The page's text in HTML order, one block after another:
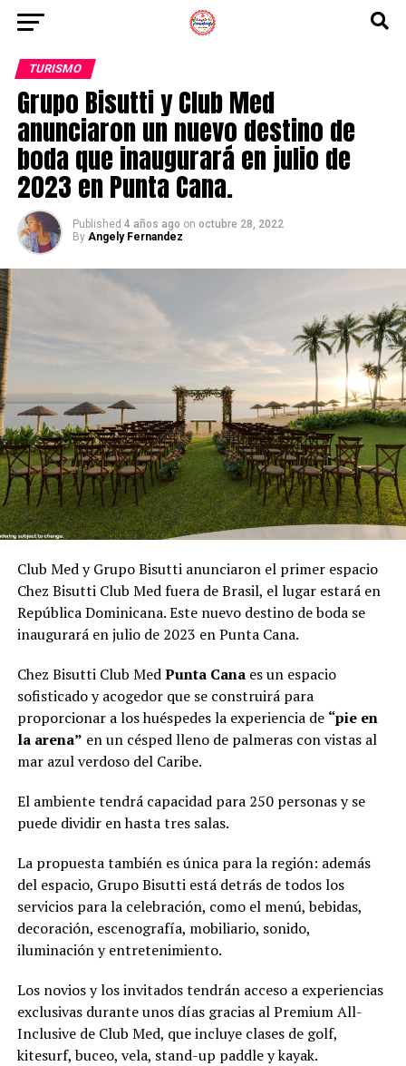
TURISMO
Grupo Bisutti y Club Med
anunciaron un nuevo destino de
boda que inaugurará en julio de
2023 en Punta Cana.
Published 4 años ago on octubre 28, 2022
By Angely Fernandez
Club Med y Grupo Bisutti anunciaron el primer espacio
Chez Bisutti Club Med fuera de Brasil, el lugar estará en
República Dominicana. Este nuevo destino de boda se
inaugurará en julio de 2023 en Punta Cana.
Chez Bisutti Club MedPunta Cana es un espacio
sofisticado y acogedor que se construirá para
proporcionar a los huéspedes la experiencia de “pie en
la arena” en un césped lleno de palmeras con vistas al
mar azul verdoso del Caribe.
El ambiente tendrá capacidad para 250 personas y se
puede dividir en hasta tres salas.
La propuesta también es única para la región: además
del espacio, Grupo Bisutti está detrás de todos los
servicios para la celebración, como el menú, bebidas,
decoración, escenografía, mobiliario, sonido,
iluminación y entretenimiento.
Los novios y los invitados tendrán acceso a experiencias
exclusivas durante unos días gracias al Premium All-
Inclusive de Club Med, que incluye clases de golf,
kitesurf, buceo, vela, stand-up paddle y kayak.